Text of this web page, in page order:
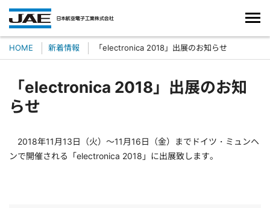
HOME 新着情報 「electronica 2018」出展のお知らせ
「electronica 2018」出展のお知
らせ
2018年11月13日（火）～11月16日（金）までドイツ・ミュンヘ
ンで開催される「electronica 2018」に出展致します。